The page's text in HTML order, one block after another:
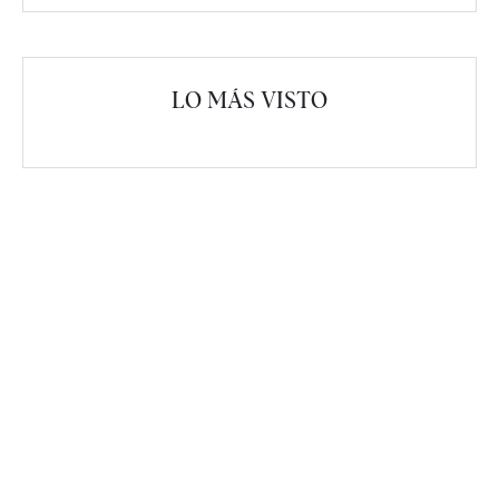
LO MÁS VISTO